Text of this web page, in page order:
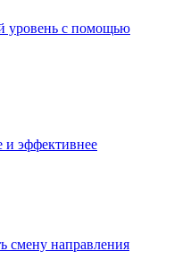
уровень с помощью
и эффективнее
смену направления